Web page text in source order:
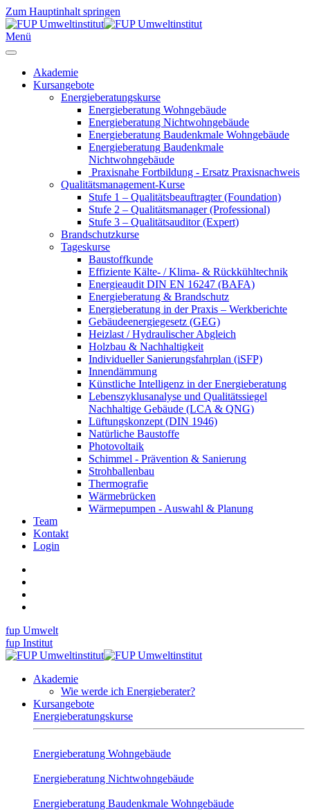
Zum Hauptinhalt springen
Menü
Akademie
Kursangebote
Energieberatungskurse
Energieberatung Wohngebäude
Energieberatung Nichtwohngebäude
Energieberatung Baudenkmale Wohngebäude
Energieberatung Baudenkmale
Nichtwohngebäude
Praxisnahe Fortbildung - Ersatz Praxisnachweis
Qualitätsmanagement-Kurse
Stufe 1 – Qualitätsbeauftragter (Foundation)
Stufe 2 – Qualitätsmanager (Professional)
Stufe 3 – Qualitätsauditor (Expert)
Brandschutzkurse
Tageskurse
Baustoffkunde
Effiziente Kälte- / Klima- & Rückkühltechnik
Energieaudit DIN EN 16247 (BAFA)
Energieberatung & Brandschutz
Energieberatung in der Praxis – Werkberichte
Gebäudeenergiegesetz (GEG)
Heizlast / Hydraulischer Abgleich
Holzbau & Nachhaltigkeit
Individueller Sanierungsfahrplan (iSFP)
Innendämmung
Künstliche Intelligenz in der Energieberatung
Lebenszyklusanalyse und Qualitätssiegel
Nachhaltige Gebäude (LCA & QNG)
Lüftungskonzept (DIN 1946)
Natürliche Baustoffe
Photovoltaik
Schimmel - Prävention & Sanierung
Strohballenbau
Thermografie
Wärmebrücken
Wärmepumpen - Auswahl & Planung
Team
Kontakt
Login
fup Umwelt
fup Institut
Akademie
Wie werde ich Energieberater?
Kursangebote
Energieberatungskurse
Energieberatung Wohngebäude
Energieberatung Nichtwohngebäude
Energieberatung Baudenkmale Wohngebäude